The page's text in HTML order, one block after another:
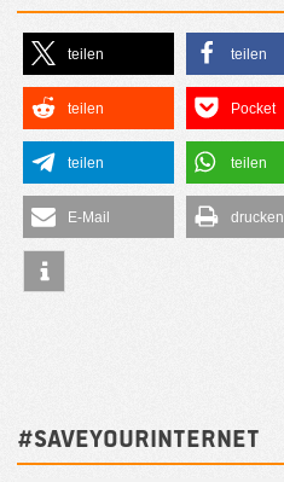
teilen teilen
teilen Pocket
teilen teilen
E-Mail drucken
#SAVEYOURINTERNET